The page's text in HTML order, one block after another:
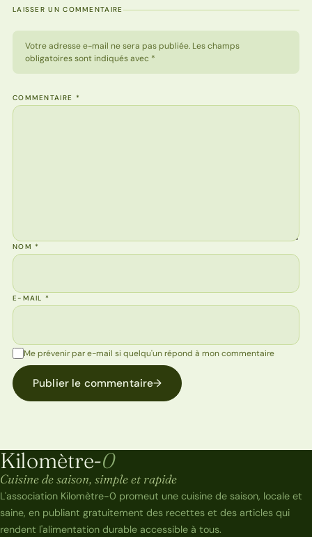
LAISSER UN COMMENTAIRE
Votre adresse e-mail ne sera pas publiée. Les champs
obligatoires sont indiqués avec *
COMMENTAIRE *
NOM*
E-MAIL*
Me prévenir par e-mail si quelqu'un répond à mon commentaire
Publier le commentaire→
Kilomètre-0
Kilomètre-0
Cuisine de saison, simple et rapide
L'association Kilomètre-0 promeut une cuisine de saison, locale et
saine, en publiant gratuitement des recettes et des articles qui
rendent l'alimentation durable accessible à tous.